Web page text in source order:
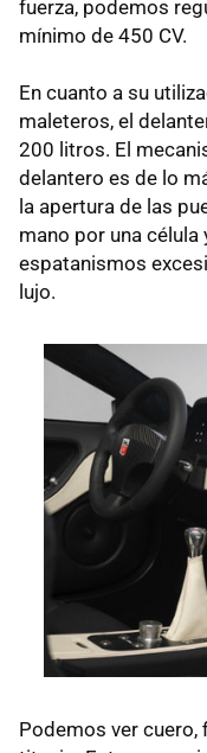
fuerza, podemos
mínimo de 450 CV.
En cuanto a su
maleteros, el
200 litros. El
delantero es de lo
la apertura de las
mano por una célula
espatanismos
lujo.
Podemos ver cuero,